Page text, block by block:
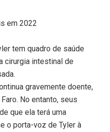
em 2022
tem quadro de saúde
cirurgia intestinal de
gravemente doente,
No entanto, seus
que ela terá uma
o porta-voz de Tyler à